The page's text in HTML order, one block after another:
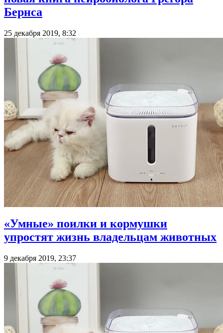
Бернса
25 декабря 2019, 8:32
«Умные» поилки и кормушки
упростят жизнь владельцам животных
9 декабря 2019, 23:37